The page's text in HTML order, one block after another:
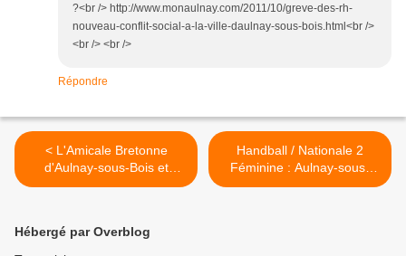
?<br /> http://www.monaulnay.com/2011/10/greve-des-rh-
nouveau-conflit-social-a-la-ville-daulnay-sous-bois.html<br />
<br /> <br />
Répondre
< L'Amicale Bretonne
d'Aulnay-sous-Bois et
Alentours fête ses 20 ans
Handball / Nationale 2
Féminine : Aulnay-sous-
Bois s'impose 28-21 à
Hébergé par Overblog